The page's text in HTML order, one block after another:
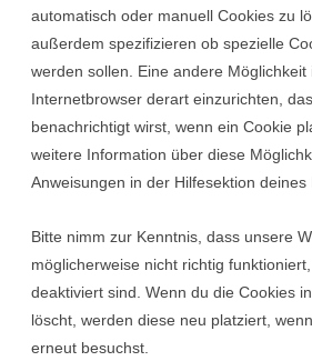
automatisch oder manuell Cookies zu
außerdem spezifizieren ob spezielle
werden sollen. Eine andere Möglichkeit
Internetbrowser derart einzurichten,
benachrichtigt wirst, wenn ein Cookie
weitere Information über diese
Anweisungen in der Hilfesektion deines
Bitte nimm zur Kenntnis, dass unsere
möglicherweise nicht richtig
deaktiviert sind. Wenn du die Cookies
löscht, werden diese neu platziert,
erneut besuchst.